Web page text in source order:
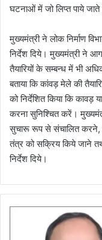
घटनाओं में जो लिप्त पाये
मुख्यमंत्री ने लोक निर्माण
निर्देश दिये। मुख्यमंत्री ने
तैयारियों के सम्बन्ध में भी
बताया कि कांवड़ मेले की
को निर्देशित किया कि कावड़
करना सुनिश्चित करें।
सुचारू रूप से संचालित करने,
तंत्र को सक्रिय किये जाने
निर्देश दिये।